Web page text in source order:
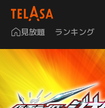
見放題 ランキング